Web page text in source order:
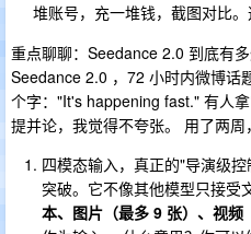
堆账号，充一堆钱，截图对比。
重点聊聊：Seedance 2.0 到底有
Seedance 2.0 ，72 小时内微博话
个字："It's happening fast." 有人
提并论，我觉得不夸张。 用了两周
四模态输入，真正的"导演级
突破。它不像其他模型只接受
本、图片（最多 9 张）、视频